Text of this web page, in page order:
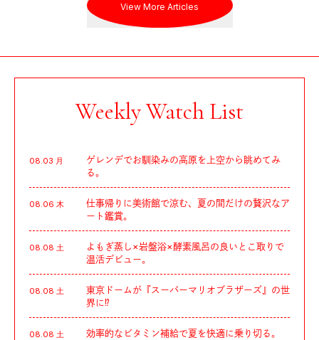
View More Articles
Weekly Watch List
08.03 月
ゲレンデでお馴染みの高原を上空から眺めてみ
る。
08.06 木
仕事帰りに美術館で涼む、夏の間だけの贅沢なア
ート鑑賞。
08.08 土
よもぎ蒸し×岩盤浴×酵素風呂の良いとこ取りで
温活デビュー。
08.08 土
東京ドームが『スーパーマリオブラザーズ』の世
界に⁉︎
08.08 土 効率的なビタミン補給で夏を快適に乗り切る。